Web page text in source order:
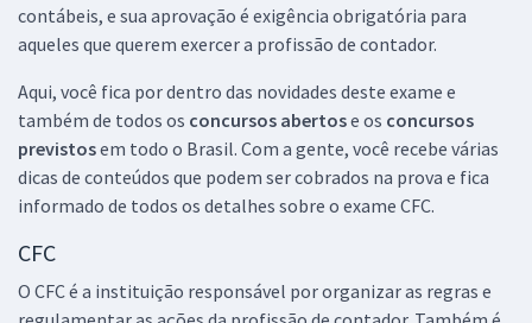
contábeis, e sua aprovação é exigência obrigatória para
aqueles que querem exercer a profissão de contador.
Aqui, você fica por dentro das novidades deste exame e
também de todos os concursos abertose os concursos
previstosem todo o Brasil. Com a gente, você recebe várias
dicas de conteúdos que podem ser cobrados na prova e fica
informado de todos os detalhes sobre o exame CFC.
CFC
O CFC é a instituição responsável por organizar as regras e